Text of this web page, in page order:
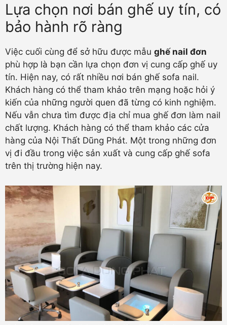
Lựa chọn nơi bán ghế uy tín, có
bảo hành rõ ràng
Việc cuối cùng để sở hữu được mẫu ghế nail đơn
phù hợp là bạn cần lựa chọn đơn vị cung cấp ghế uy
tín. Hiện nay, có rất nhiều nơi bán ghế sofa nail.
Khách hàng có thể tham khảo trên mạng hoặc hỏi ý
kiến của những người quen đã từng có kinh nghiệm.
Nếu vẫn chưa tìm được địa chỉ mua ghế đơn làm nail
chất lượng. Khách hàng có thể tham khảo các cửa
hàng của Nội Thất Dũng Phát. Một trong những đơn
vị đi đầu trong việc sản xuất và cung cấp ghế sofa
trên thị trường hiện nay.